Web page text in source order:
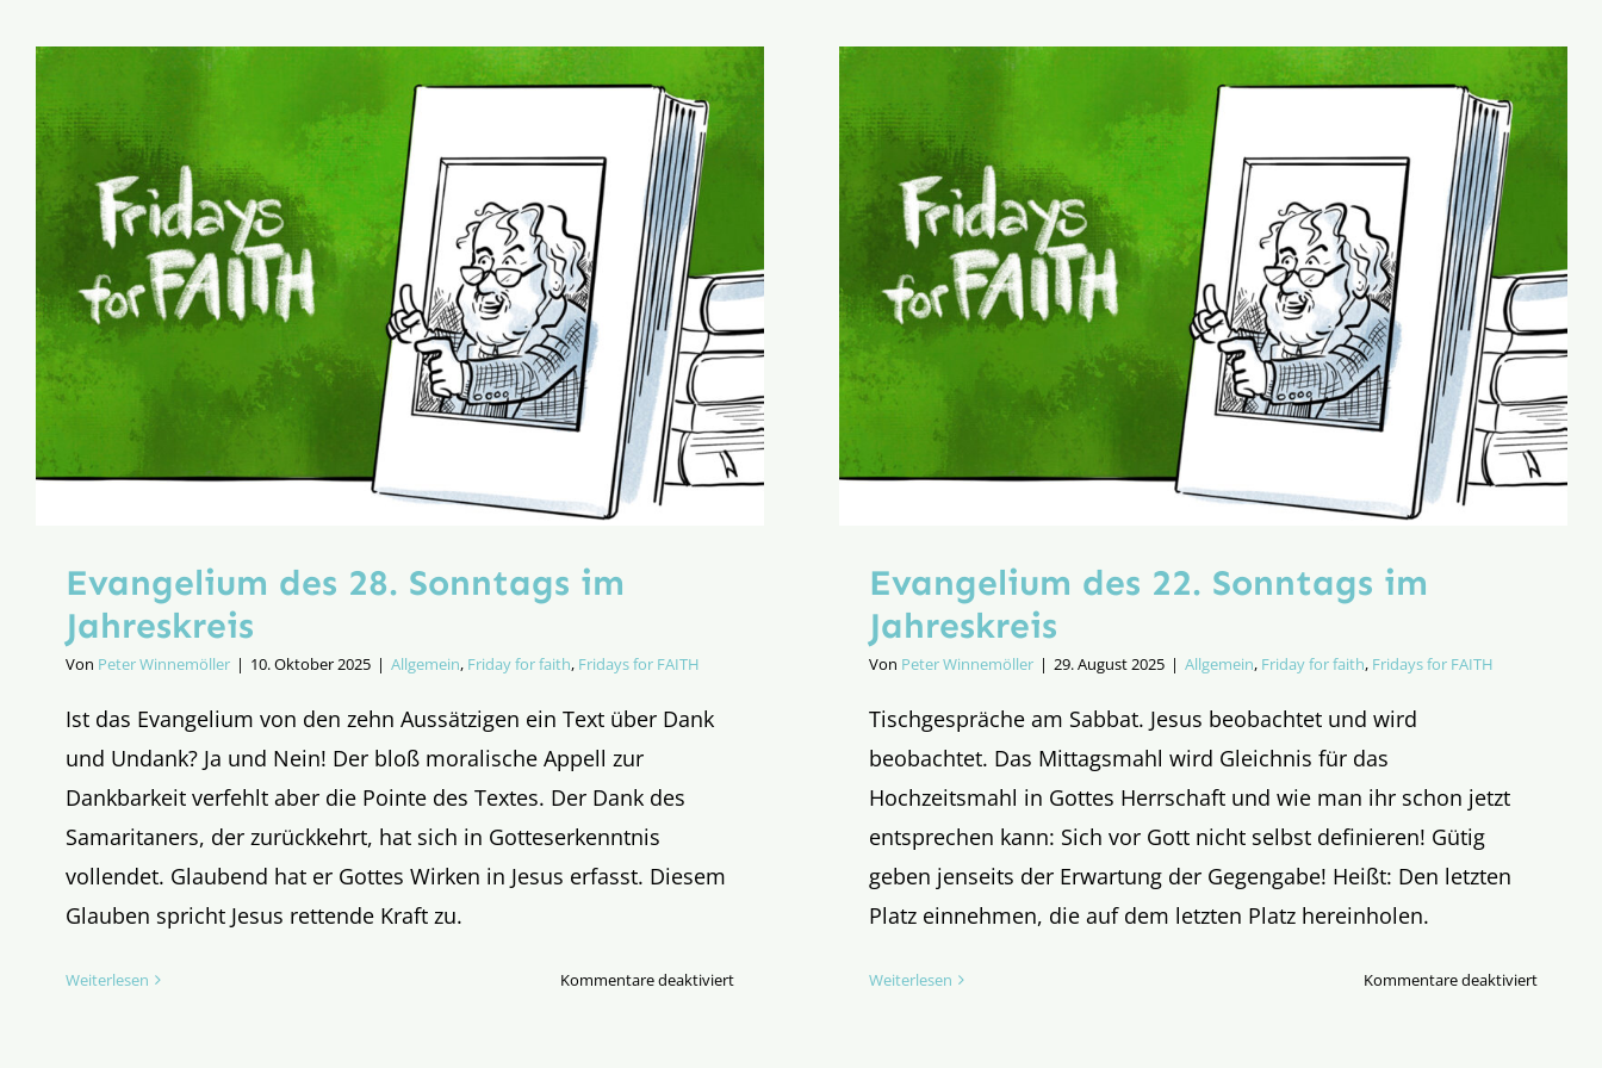
Evangelium des 28. Sonntags im
Jahreskreis
Von Peter Winnemöller | 10. Oktober 2025 | Allgemein, Friday for faith, Fridays for FAITH
Ist das Evangelium von den zehn Aussätzigen ein Text über Dank
und Undank? Ja und Nein! Der bloß moralische Appell zur
Dankbarkeit verfehlt aber die Pointe des Textes. Der Dank des
Samaritaners, der zurückkehrt, hat sich in Gotteserkenntnis
vollendet. Glaubend hat er Gottes Wirken in Jesus erfasst. Diesem
Glauben spricht Jesus rettende Kraft zu.
Weiterlesen Kommentare deaktiviertfür
Evangelium des 22. Sonntags im
Jahreskreis
Von Peter Winnemöller | 29. August 2025 | Allgemein, Friday for faith, Fridays for FAITH
Tischgespräche am Sabbat. Jesus beobachtet und wird
beobachtet. Das Mittagsmahl wird Gleichnis für das
Hochzeitsmahl in Gottes Herrschaft und wie man ihr schon jetzt
entsprechen kann: Sich vor Gott nicht selbst definieren! Gütig
geben jenseits der Erwartung der Gegengabe! Heißt: Den letzten
Platz einnehmen, die auf dem letzten Platz hereinholen.
Weiterlesen Kommentare deaktiviertfür